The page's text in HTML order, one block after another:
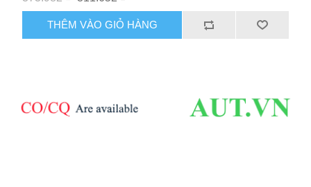
THÊM VÀO GIỎ HÀNG